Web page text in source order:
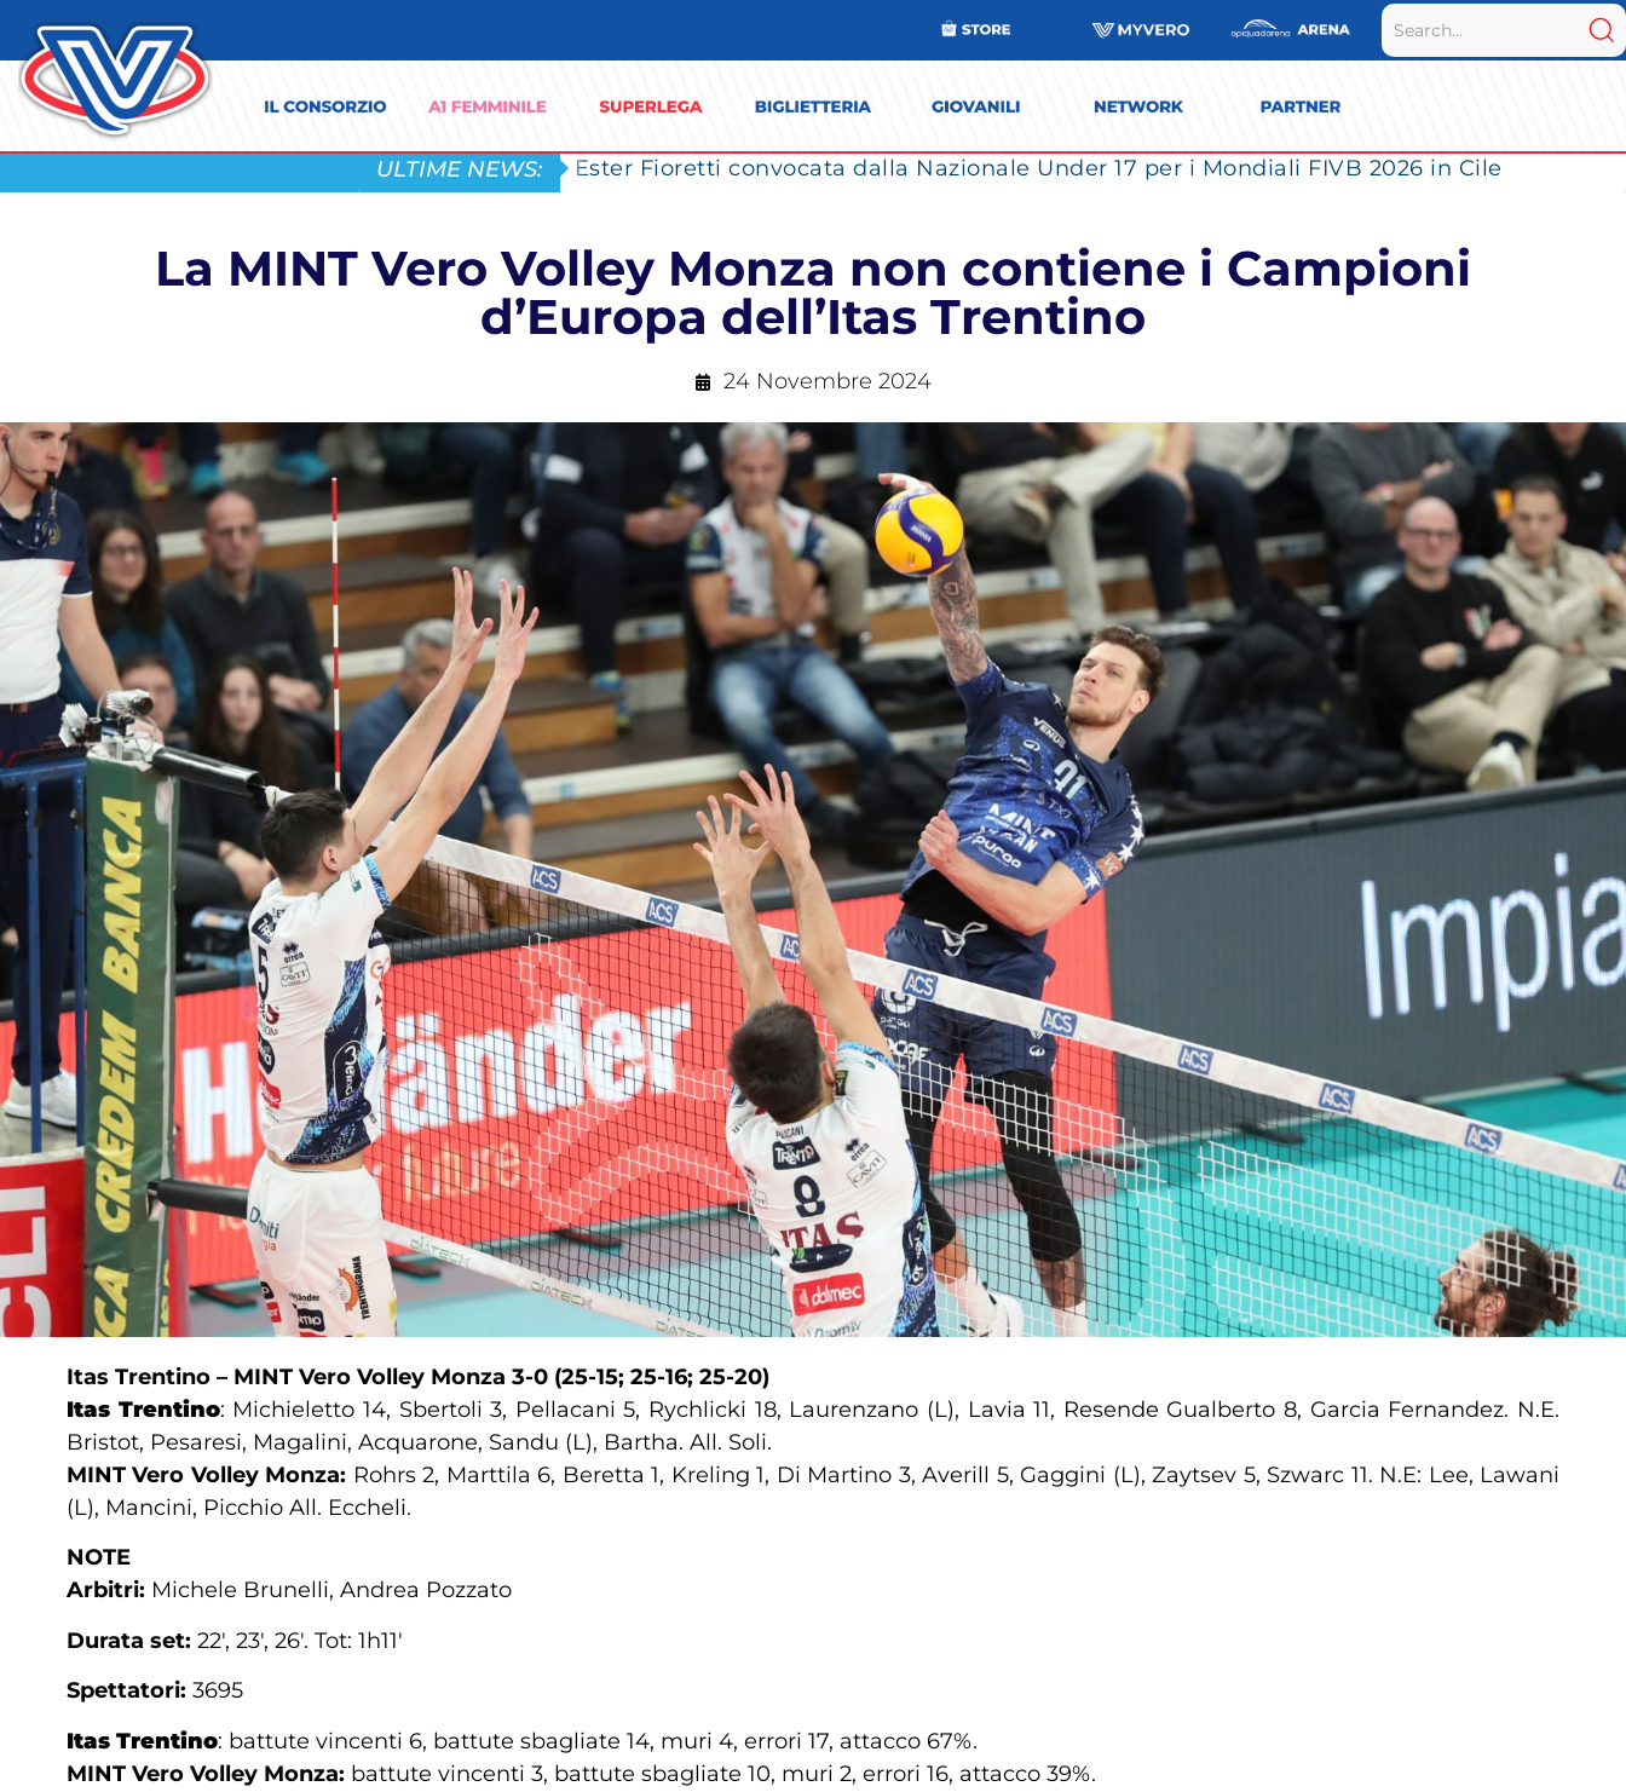
ULTIME NEWS: Ester Fioretti convocata dalla Nazionale Under 17 per i Mondiali FIVB 2026 in Cile
La MINT Vero Volley Monza non contiene i Campioni
d’Europa dell’Itas Trentino
24 Novembre 2024
Itas Trentino – MINT Vero Volley Monza 3-0 (25-15; 25-16; 25-20)
Itas Trentino: Michieletto 14, Sbertoli 3, Pellacani 5, Rychlicki 18, Laurenzano (L), Lavia 11, Resende Gualberto 8, Garcia Fernandez. N.E.
Bristot, Pesaresi, Magalini, Acquarone, Sandu (L), Bartha. All. Soli.
MINT Vero Volley Monza: Rohrs 2, Marttila 6, Beretta 1, Kreling 1, Di Martino 3, Averill 5, Gaggini (L), Zaytsev 5, Szwarc 11. N.E: Lee, Lawani
(L), Mancini, Picchio All. Eccheli.
NOTE
Arbitri: Michele Brunelli, Andrea Pozzato
Durata set: 22′, 23′, 26′. Tot: 1h11′
Spettatori: 3695
Itas Trentino: battute vincenti 6, battute sbagliate 14, muri 4, errori 17, attacco 67%.
MINT Vero Volley Monza: battute vincenti 3, battute sbagliate 10, muri 2, errori 16, attacco 39%.